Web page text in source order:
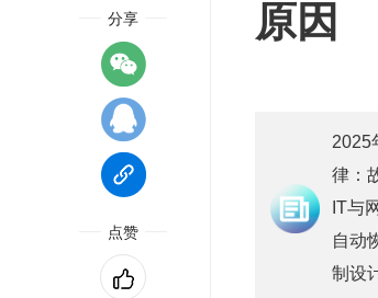
原因
2025
律：
IT与
自动
制设
分享
点赞